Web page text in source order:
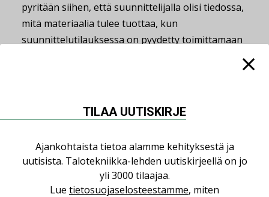
pyritään siihen, että suunnittelijalla olisi tiedossa,
mitä materiaalia tulee tuottaa, kun
suunnittelutilauksessa on pyydetty toimittamaan
eikä heidän tarvitse uhrata aikaa kappalemäärien
ja pituuksien laskemiseen piirustuksista.
parantavat urakkalaskennan tarkkuutta sekä
tasapuolistavat tarjoussisältöjä tilaajien
näkökulmasta.
TILAA UUTISKIRJE
Ajankohtaista tietoa alamme kehityksestä ja
uutisista. Talotekniikka-lehden uutiskirjeellä on jo
yli 3000 tilaajaa.
Lue tietosuojaselosteestamme, miten